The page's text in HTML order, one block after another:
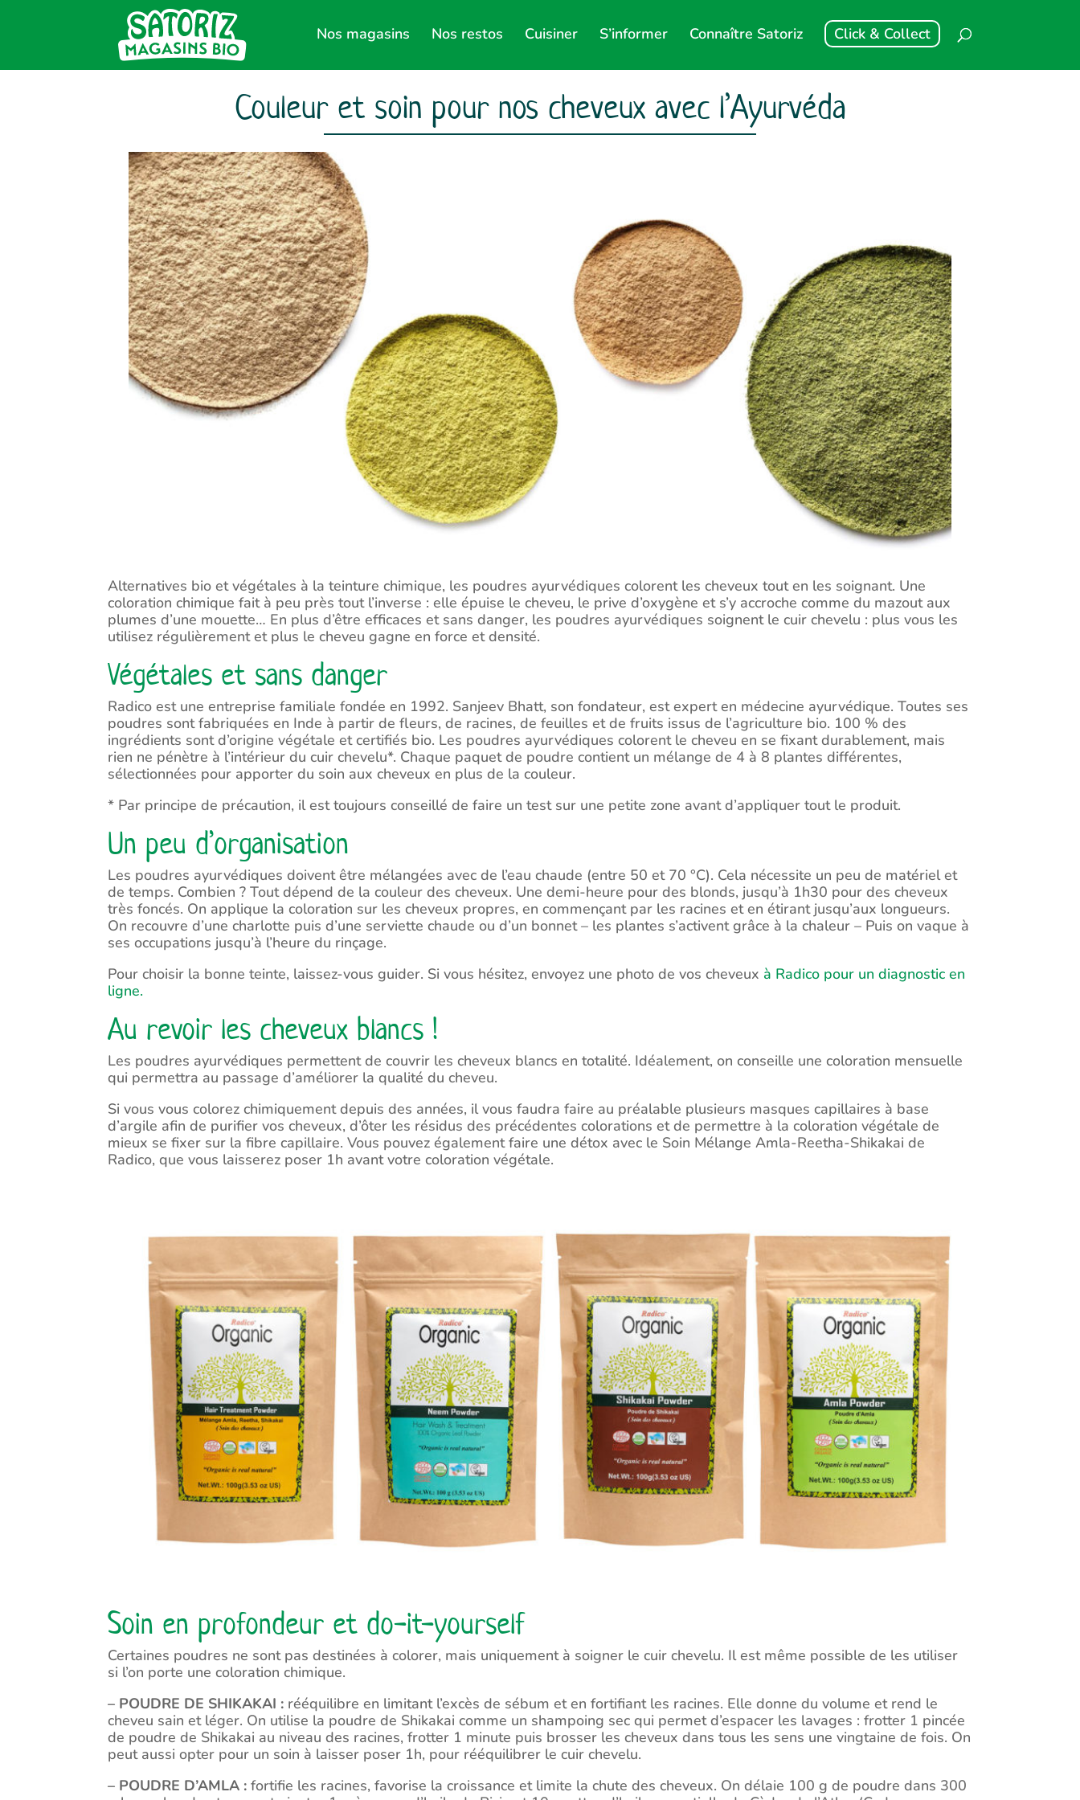
Nos magasins Nos restos Cuisiner S’informer Connaître Satoriz Click & Collect
Couleur et soin pour nos cheveux avec l’Ayurvéda
Alternatives bio et végétales à la teinture chimique, les poudres ayurvédiques colorent les cheveux tout en les soignant. Une
coloration chimique fait à peu près tout l’inverse : elle épuise le cheveu, le prive d’oxygène et s’y accroche comme du mazout aux
plumes d’une mouette… En plus d’être efficaces et sans danger, les poudres ayurvédiques soignent le cuir chevelu : plus vous les
utilisez régulièrement et plus le cheveu gagne en force et densité.
Végétales et sans danger
Radico est une entreprise familiale fondée en 1992. Sanjeev Bhatt, son fondateur, est expert en médecine ayurvédique. Toutes ses
poudres sont fabriquées en Inde à partir de fleurs, de racines, de feuilles et de fruits issus de l’agriculture bio. 100 % des
ingrédients sont d’origine végétale et certifiés bio. Les poudres ayurvédiques colorent le cheveu en se fixant durablement, mais
rien ne pénètre à l’intérieur du cuir chevelu*. Chaque paquet de poudre contient un mélange de 4 à 8 plantes différentes,
sélectionnées pour apporter du soin aux cheveux en plus de la couleur.
* Par principe de précaution, il est toujours conseillé de faire un test sur une petite zone avant d’appliquer tout le produit.
Un peu d’organisation
Les poudres ayurvédiques doivent être mélangées avec de l’eau chaude (entre 50 et 70 °C). Cela nécessite un peu de matériel et
de temps. Combien ? Tout dépend de la couleur des cheveux. Une demi-heure pour des blonds, jusqu’à 1h30 pour des cheveux
très foncés. On applique la coloration sur les cheveux propres, en commençant par les racines et en étirant jusqu’aux longueurs.
On recouvre d’une charlotte puis d’une serviette chaude ou d’un bonnet – les plantes s’activent grâce à la chaleur – Puis on vaque à
ses occupations jusqu’à l’heure du rinçage.
Pour choisir la bonne teinte, laissez-vous guider. Si vous hésitez, envoyez une photo de vos cheveux à Radico pour un diagnostic en
ligne.
Au revoir les cheveux blancs !
Les poudres ayurvédiques permettent de couvrir les cheveux blancs en totalité. Idéalement, on conseille une coloration mensuelle
qui permettra au passage d’améliorer la qualité du cheveu.
Si vous vous colorez chimiquement depuis des années, il vous faudra faire au préalable plusieurs masques capillaires à base
d’argile afin de purifier vos cheveux, d’ôter les résidus des précédentes colorations et de permettre à la coloration végétale de
mieux se fixer sur la fibre capillaire. Vous pouvez également faire une détox avec le Soin Mélange Amla-Reetha-Shikakai de
Radico, que vous laisserez poser 1h avant votre coloration végétale.
Soin en profondeur et do-it-yourself
Certaines poudres ne sont pas destinées à colorer, mais uniquement à soigner le cuir chevelu. Il est même possible de les utiliser
si l’on porte une coloration chimique.
– POUDRE DE SHIKAKAI : rééquilibre en limitant l’excès de sébum et en fortifiant les racines. Elle donne du volume et rend le
cheveu sain et léger. On utilise la poudre de Shikakai comme un shampoing sec qui permet d’espacer les lavages : frotter 1 pincée
de poudre de Shikakai au niveau des racines, frotter 1 minute puis brosser les cheveux dans tous les sens une vingtaine de fois. On
peut aussi opter pour un soin à laisser poser 1h, pour rééquilibrer le cuir chevelu.
– POUDRE D’AMLA : fortifie les racines, favorise la croissance et limite la chute des cheveux. On délaie 100 g de poudre dans 300